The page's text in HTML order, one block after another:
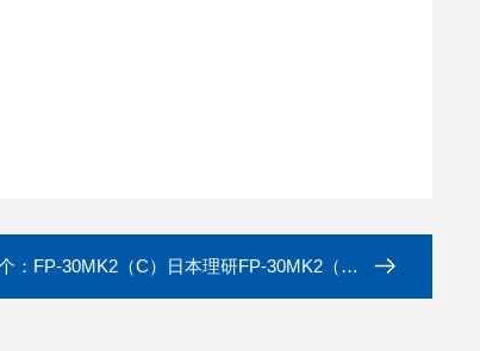
： FP-30MK2（C）日本理研FP-30MK2（C）光电光度甲醛检测仪